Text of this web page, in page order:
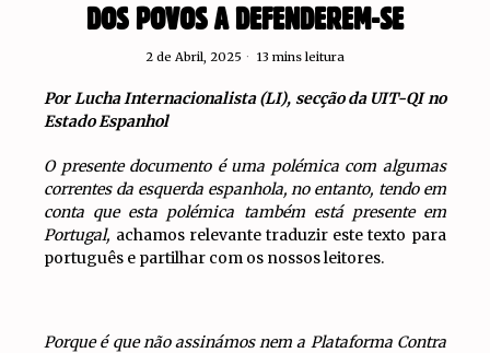
DOS POVOS A DEFENDEREM-SE
2 de Abril, 2025 13 mins leitura
Por Lucha Internacionalista (LI), secção da UIT-QI no
Estado Espanhol
O presente documento é uma polémica com algumas
correntes da esquerda espanhola, no entanto, tendo em
conta que esta polémica também está presente em
Portugal, achamos relevante traduzir este texto para
português e partilhar com os nossos leitores.
Porque é que não assinámos nem a Plataforma Contra